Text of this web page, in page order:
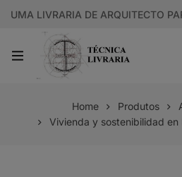
UMA LIVRARIA DE ARQUITECTO
Home Produtos
Vivienda y sostenibilidad en